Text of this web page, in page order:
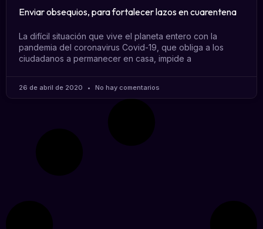
Enviar obsequios, para fortalecer lazos en cuarentena
La difícil situación que vive el planeta entero con la
pandemia del coronavirus Covid-19, que obliga a los
ciudadanos a permanecer en casa, impide a
26 de abril de 2020 No hay comentarios